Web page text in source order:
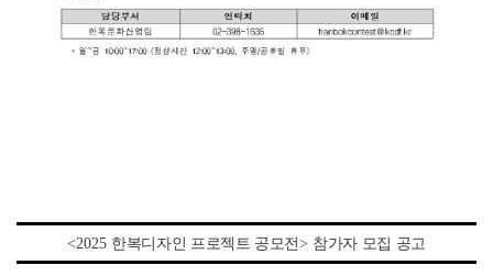
<2025 한복디자인 프로젝트 공모전> 참가자 모집 공고